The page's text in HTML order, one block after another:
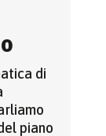
di
piano